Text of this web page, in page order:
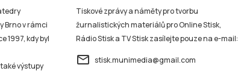
Brno v rámci
1997, kdy byl
výstupy
Tiskové zprávy a náměty pro tvorbu
žurnalistických materiálů pro Online Stisk,
Rádio Stisk a TV Stisk zasílejte pouze na e-mail:
email stisk.munimedia@gmail.com